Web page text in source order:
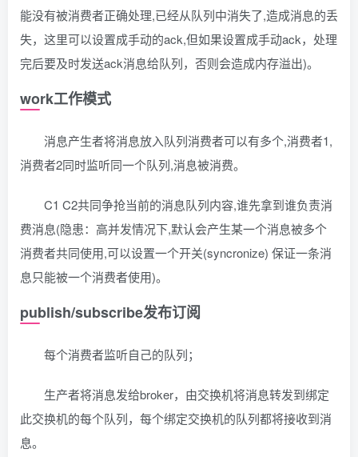
能没有被消费者正确处理,已经从队列中消失了,造成消息的丢
失，这里可以设置成手动的ack,但如果设置成手动ack，处理
完后要及时发送ack消息给队列，否则会造成内存溢出)。
work工作模式
消息产生者将消息放入队列消费者可以有多个,消费者1,
消费者2同时监听同一个队列,消息被消费。
C1 C2共同争抢当前的消息队列内容,谁先拿到谁负责消
费消息(隐患：高并发情况下,默认会产生某一个消息被多个
消费者共同使用,可以设置一个开关(syncronize) 保证一条消
息只能被一个消费者使用)。
publish/subscribe发布订阅
每个消费者监听自己的队列；
生产者将消息发给broker，由交换机将消息转发到绑定
此交换机的每个队列，每个绑定交换机的队列都将接收到消
息。